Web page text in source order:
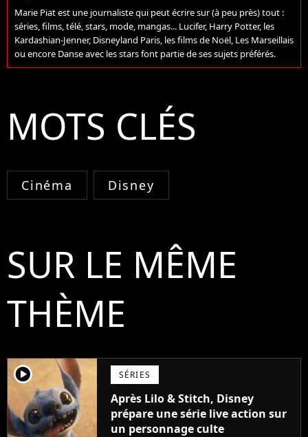
Marie Piat est une journaliste qui peut écrire sur (à peu près) tout :
séries, films, télé, stars, mode, mangas... Lucifer, Harry Potter, les
Kardashian-Jenner, Disneyland Paris, les films de Noël, Les Marseillais
ou encore Danse avec les stars font partie de ses sujets préférés.
MOTS CLÉS
Cinéma Disney
SUR LE MÊME
THÈME
player2 SÉRIES
Après Lilo & Stitch, Disney
prépare une série live action sur
un personnage culte